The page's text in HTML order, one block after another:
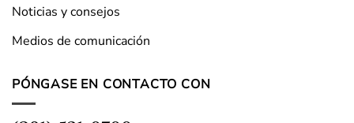
Noticias y consejos
Medios de comunicación
PÓNGASE EN CONTACTO CON